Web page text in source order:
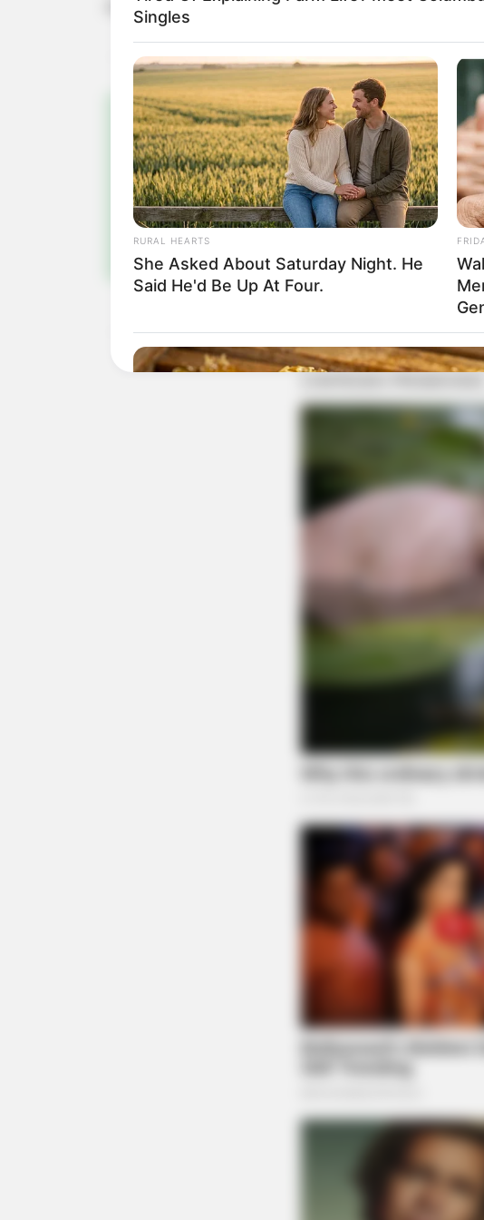
cuja estreia oficial está marcada para o
Participe
Fique informado
Clique aqui
Singles
RURAL HEARTS
She Asked About Saturday Night. He
Said He'd Be Up At Four.
Brain Fog? Neurologists Pleads: Do This
Colorado Elk's Surprising Response
After Being Freed From Tire